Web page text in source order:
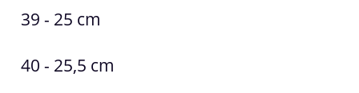
39 - 25 cm
40 - 25,5 cm